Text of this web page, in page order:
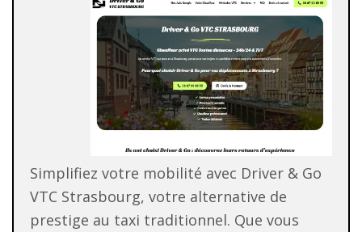
Simplifiez votre mobilité avec Driver & Go
VTC Strasbourg, votre alternative de
prestige au taxi traditionnel. Que vous